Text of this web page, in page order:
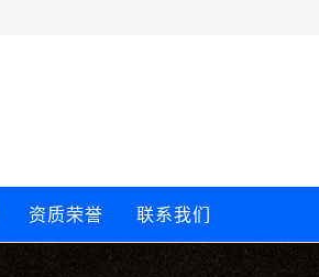
资质荣誉 联系我们